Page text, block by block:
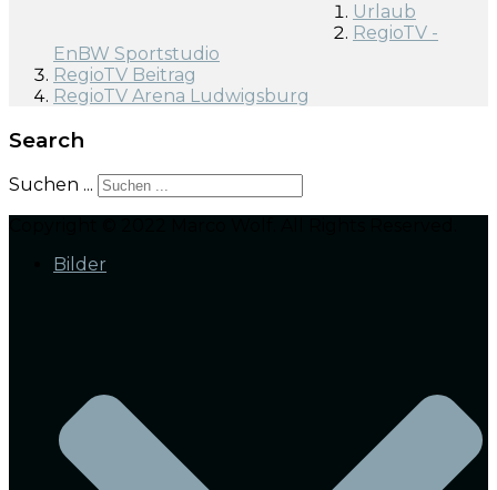
Urlaub
RegioTV -
EnBW Sportstudio
RegioTV Beitrag
RegioTV Arena Ludwigsburg
Search
Suchen ...
Bilder